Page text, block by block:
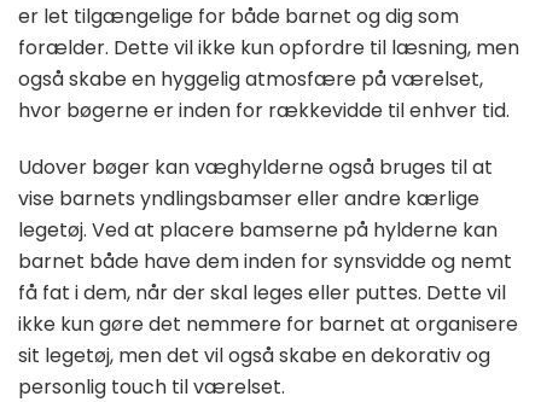
er let tilgængelige for både barnet og dig som
forælder. Dette vil ikke kun opfordre til læsning, men
også skabe en hyggelig atmosfære på værelset,
hvor bøgerne er inden for rækkevidde til enhver tid.
Udover bøger kan væghylderne også bruges til at
vise barnets yndlingsbamser eller andre kærlige
legetøj. Ved at placere bamserne på hylderne kan
barnet både have dem inden for synsvidde og nemt
få fat i dem, når der skal leges eller puttes. Dette vil
ikke kun gøre det nemmere for barnet at organisere
sit legetøj, men det vil også skabe en dekorativ og
personlig touch til værelset.